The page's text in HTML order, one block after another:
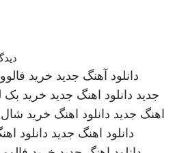
دانلود آهنگ جدید خرید
جدید دانلود اهنگ جدید خرید بک
اهنگ جدید دانلود اهنگ خرید
دانلود اهنگ جدید دانلود